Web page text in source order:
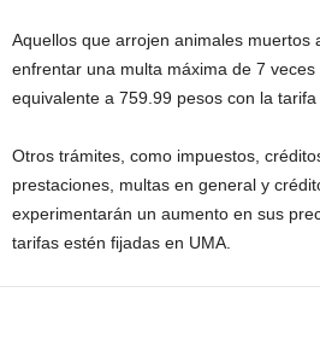
Aquellos que arrojen animales muertos
enfrentar una multa máxima de 7 veces
equivalente a 759.99 pesos con la tarifa
Otros trámites, como impuestos,
prestaciones, multas en general y
experimentarán un aumento en sus
tarifas estén fijadas en UMA.